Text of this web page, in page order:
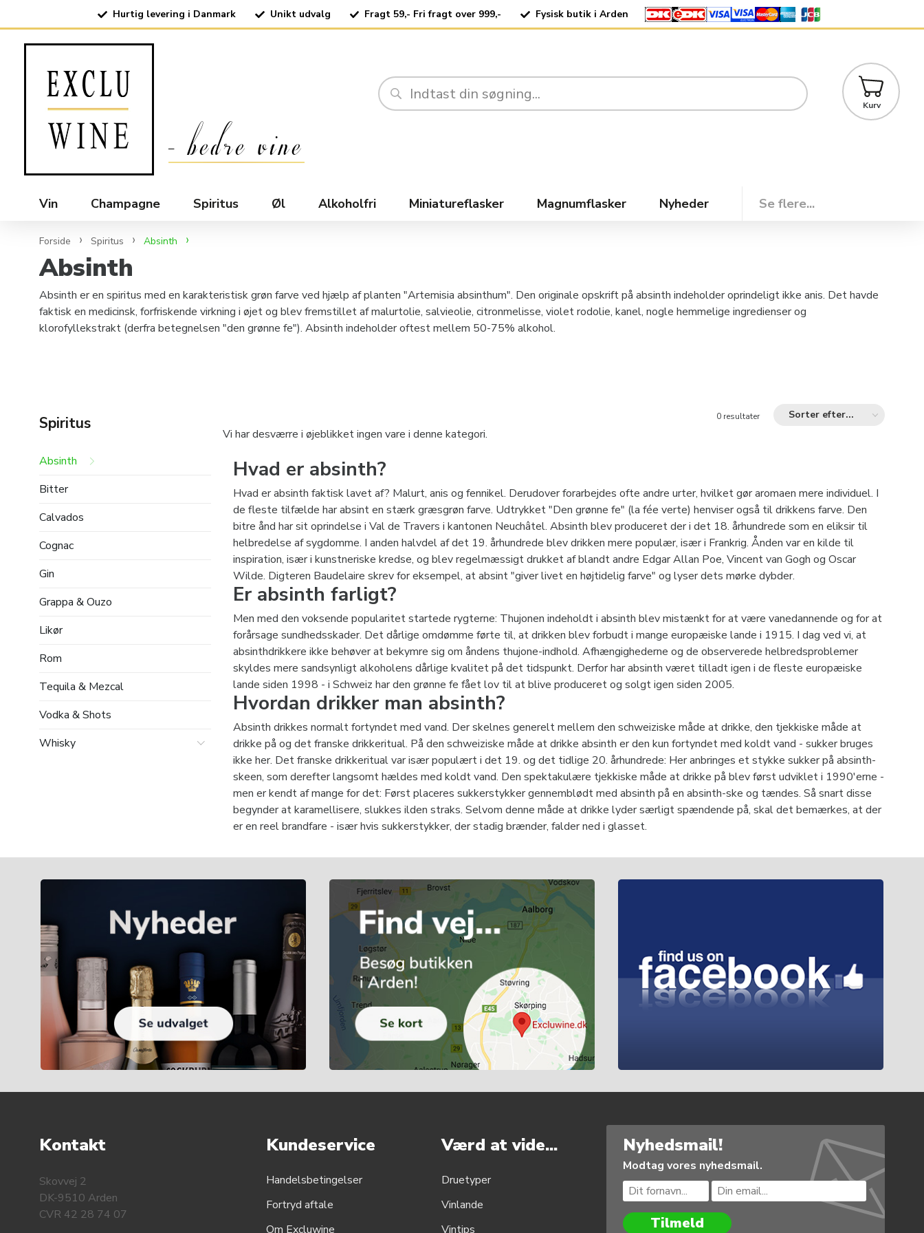
Hurtig levering i Danmark Unikt udvalg Fragt 59,- Fri fragt over 999,- Fysisk butik i Arden
Kurv
Vin Champagne Spiritus Øl Alkoholfri Miniatureflasker Magnumflasker Nyheder Se flere...
Forside Spiritus Absinth
Absinth
Absinth er en spiritus med en karakteristisk grøn farve ved hjælp af planten "Artemisia absinthum". Den originale opskrift på absinth indeholder oprindeligt ikke anis. Det havde
faktisk en medicinsk, forfriskende virkning i øjet og blev fremstillet af malurtolie, salvieolie, citronmelisse, violet rodolie, kanel, nogle hemmelige ingredienser og
klorofyllekstrakt (derfra betegnelsen "den grønne fe"). Absinth indeholder oftest mellem 50-75% alkohol.
Spiritus
Absinth
Bitter
Calvados
Cognac
Gin
Grappa & Ouzo
Likør
Rom
Tequila & Mezcal
Vodka & Shots
Whisky
Sorter efter...
0 resultater
Vi har desværre i øjeblikket ingen vare i denne kategori.
Hvad er absinth?
Hvad er absinth faktisk lavet af? Malurt, anis og fennikel. Derudover forarbejdes ofte andre urter, hvilket gør aromaen mere individuel. I
de fleste tilfælde har absint en stærk græsgrøn farve. Udtrykket "Den grønne fe" (la fée verte) henviser også til drikkens farve. Den
bitre ånd har sit oprindelse i Val de Travers i kantonen Neuchâtel. Absinth blev produceret der i det 18. århundrede som en eliksir til
helbredelse af sygdomme. I anden halvdel af det 19. århundrede blev drikken mere populær, især i Frankrig. Ånden var en kilde til
inspiration, især i kunstneriske kredse, og blev regelmæssigt drukket af blandt andre Edgar Allan Poe, Vincent van Gogh og Oscar
Wilde. Digteren Baudelaire skrev for eksempel, at absint "giver livet en højtidelig farve" og lyser dets mørke dybder.
Er absinth farligt?
Men med den voksende popularitet startede rygterne: Thujonen indeholdt i absinth blev mistænkt for at være vanedannende og for at
forårsage sundhedsskader. Det dårlige omdømme førte til, at drikken blev forbudt i mange europæiske lande i 1915. I dag ved vi, at
absinthdrikkere ikke behøver at bekymre sig om åndens thujone-indhold. Afhængighederne og de observerede helbredsproblemer
skyldes mere sandsynligt alkoholens dårlige kvalitet på det tidspunkt. Derfor har absinth været tilladt igen i de fleste europæiske
lande siden 1998 - i Schweiz har den grønne fe fået lov til at blive produceret og solgt igen siden 2005.
Hvordan drikker man absinth?
Absinth drikkes normalt fortyndet med vand. Der skelnes generelt mellem den schweiziske måde at drikke, den tjekkiske måde at
drikke på og det franske drikkeritual. På den schweiziske måde at drikke absinth er den kun fortyndet med koldt vand - sukker bruges
ikke her. Det franske drikkeritual var især populært i det 19. og det tidlige 20. århundrede: Her anbringes et stykke sukker på absinth-
skeen, som derefter langsomt hældes med koldt vand. Den spektakulære tjekkiske måde at drikke på blev først udviklet i 1990'erne -
men er kendt af mange for det: Først placeres sukkerstykker gennemblødt med absinth på en absinth-ske og tændes. Så snart disse
begynder at karamellisere, slukkes ilden straks. Selvom denne måde at drikke lyder særligt spændende på, skal det bemærkes, at der
er en reel brandfare - især hvis sukkerstykker, der stadig brænder, falder ned i glasset.
Kontakt
Skovvej 2
DK-9510 Arden
CVR 42 28 74 07
Kundeservice
Handelsbetingelser
Fortryd aftale
Om Excluwine
Værd at vide...
Druetyper
Vinlande
Vintips
Nyhedsmail!
Modtag vores nyhedsmail.